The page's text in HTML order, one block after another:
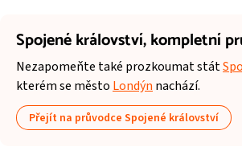
Spojené království,kompletní
Nezapomeňte také prozkoumat stát
kterém se město Londýn nachází.
Přejít na průvodce Spojené království